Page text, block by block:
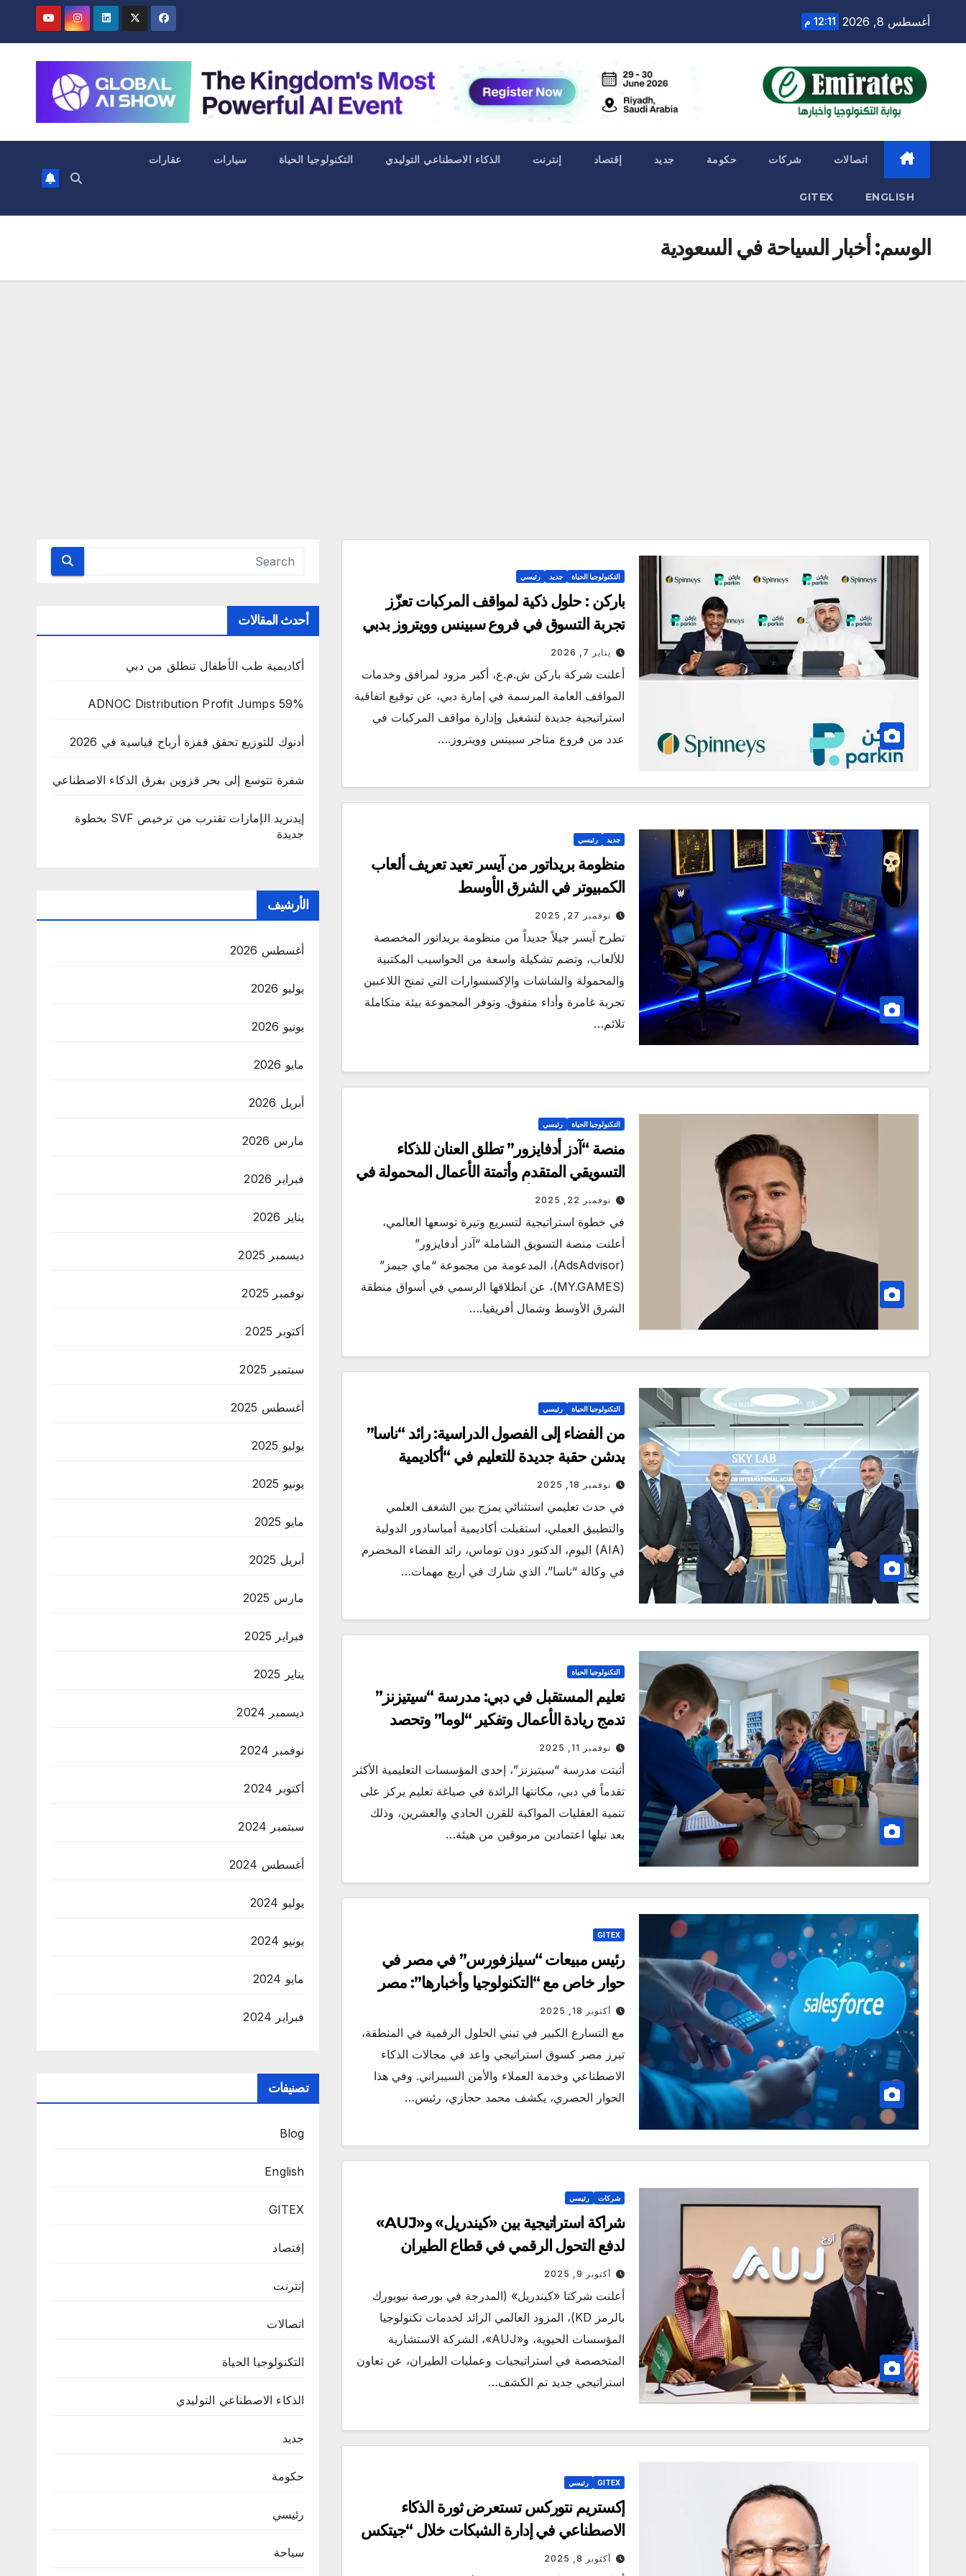
أغسطس 8, 2026 12:11 م
اتصالات شركات حكومة جديد إقتصاد إنترنت الذكاء الاصطناعي التوليدي التكنولوجيا الحياة سيارات عقارات
ENGLISH
GITEX
الوسم: أخبار السياحة في السعودية
التكنولوجيا الحياة جديد رئيسي
باركن : حلول ذكية لمواقف المركبات تعزّز
تجربة التسوق في فروع سبينس وويتروز بدبي
يناير 7, 2026
أعلنت شركة باركن ش.م.ع، أكبر مزود لمرافق وخدمات
المواقف العامة المرسمة في إمارة دبي، عن توقيع اتفاقية
استراتيجية جديدة لتشغيل وإدارة مواقف المركبات في
عدد من فروع متاجر سبينس وويتروز.…
جديد رئيسي
منظومة بريداتور من آيسر تعيد تعريف ألعاب
الكمبيوتر في الشرق الأوسط
نوفمبر 27, 2025
تطرح آيسر جيلاً جديداً من منظومة بريداتور المخصصة
للألعاب، وتضم تشكيلة واسعة من الحواسيب المكتبية
والمحمولة والشاشات والإكسسوارات التي تمنح اللاعبين
تجربة غامرة وأداء متفوق. وتوفر المجموعة بيئة متكاملة
تلائم…
التكنولوجيا الحياة رئيسي
منصة “آدز أدفايزور” تطلق العنان للذكاء
التسويقي المتقدم وأتمتة الأعمال المحمولة في
منطقة الشرق الأوسط وشمال أفريقيا
نوفمبر 22, 2025
في خطوة استراتيجية لتسريع وتيرة توسعها العالمي،
أعلنت منصة التسويق الشاملة “آدز أدفايزور”
(AdsAdvisor)، المدعومة من مجموعة “ماي جيمز”
(MY.GAMES)، عن انطلاقها الرسمي في أسواق منطقة
الشرق الأوسط وشمال أفريقيا.…
التكنولوجيا الحياة رئيسي
من الفضاء إلى الفصول الدراسية: رائد “ناسا”
يدشن حقبة جديدة للتعليم في “أكاديمية
أمباسادور”
نوفمبر 18, 2025
في حدث تعليمي استثنائي يمزج بين الشغف العلمي
والتطبيق العملي، استقبلت أكاديمية أمباسادور الدولية
(AIA) اليوم، الدكتور دون توماس، رائد الفضاء المخضرم
في وكالة “ناسا”، الذي شارك في أربع مهمات…
التكنولوجيا الحياة
تعليم المستقبل في دبي: مدرسة “سيتيزنز”
تدمج ريادة الأعمال وتفكير “لوما” وتحصد
اعتمادات مرموقة
نوفمبر 11, 2025
أثبتت مدرسة “سيتيزنز”، إحدى المؤسسات التعليمية الأكثر
تقدماً في دبي، مكانتها الرائدة في صياغة تعليم يركز على
تنمية العقليات المواكبة للقرن الحادي والعشرين، وذلك
بعد نيلها اعتمادين مرموقين من هيئة…
GITEX
رئيس مبيعات “سيلزفورس” في مصر في
حوار خاص مع “التكنولوجيا وأخبارها”: مصر
سوق رقمية واعدة و”متعطشة” للتحول
التكنولوجي
أكتوبر 18, 2025
مع التسارع الكبير في تبني الحلول الرقمية في المنطقة،
تبرز مصر كسوق استراتيجي واعد في مجالات الذكاء
الاصطناعي وخدمة العملاء والأمن السيبراني. وفي هذا
الحوار الحصري، يكشف محمد حجازي، رئيس…
شركات رئيسي
شراكة استراتيجية بين «كيندريل» و«AUJ»
لدفع التحول الرقمي في قطاع الطيران
السعودي نحو آفاق جديدة
أكتوبر 9, 2025
أعلنت شركتا «كيندريل» (المدرجة في بورصة نيويورك
بالرمز KD)، المزود العالمي الرائد لخدمات تكنولوجيا
المؤسسات الحيوية، و«AUJ»، الشركة الاستشارية
المتخصصة في استراتيجيات وعمليات الطيران، عن تعاون
استراتيجي جديد تم الكشف…
GITEX رئيسي
إكستريم نتوركس تستعرض ثورة الذكاء
الاصطناعي في إدارة الشبكات خلال “جيتكس
جلوبال 2025”
أكتوبر 8, 2025
أحدث المقالات
أكاديمية طب الأطفال تنطلق من دبي
ADNOC Distribution Profit Jumps 59%
أدنوك للتوزيع تحقق قفزة أرباح قياسية في 2026
شفرة تتوسع إلى بحر قزوين بفرق الذكاء الاصطناعي
إيدنريد الإمارات تقترب من ترخيص SVF بخطوة
جديدة
الأرشيف
أغسطس 2026
يوليو 2026
يونيو 2026
مايو 2026
أبريل 2026
مارس 2026
فبراير 2026
يناير 2026
ديسمبر 2025
نوفمبر 2025
أكتوبر 2025
سبتمبر 2025
أغسطس 2025
يوليو 2025
يونيو 2025
مايو 2025
أبريل 2025
مارس 2025
فبراير 2025
يناير 2025
ديسمبر 2024
نوفمبر 2024
أكتوبر 2024
سبتمبر 2024
أغسطس 2024
يوليو 2024
يونيو 2024
مايو 2024
فبراير 2024
تصنيفات
Blog
English
GITEX
إقتصاد
إنترنت
اتصالات
التكنولوجيا الحياة
الذكاء الاصطناعي التوليدي
جديد
حكومة
رئيسي
سياحة